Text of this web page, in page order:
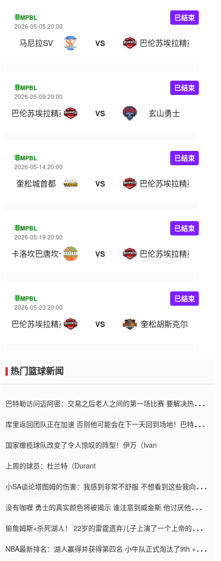
菲MPBL
2026-05-05 20:00
马尼拉SV VS 巴伦苏埃拉精英
已结束
菲MPBL
2026-05-09 20:00
巴伦苏埃拉精英 VS 玄山勇士
已结束
菲MPBL
2026-05-14 20:00
奎松城首都 VS 巴伦苏埃拉精英
已结束
菲MPBL
2026-05-19 20:00
卡洛坎巴唐坎卡洛 VS 巴伦苏埃拉精英
已结束
菲MPBL
2026-05-23 20:00
巴伦苏埃拉精英 VS 奎松胡斯克尔
已结束
热门篮球新闻
巴特勒访问迈阿密：交易之后老人之间的第一场比赛 要解决热情的
库里返回团队正在加速 否则他可能会在下一天回到场地！巴特勒迈
国家橄榄球队改变了令人惊叹的阵型！伊万（Ivan
上周的球员：杜兰特（Durant
小SA谈论塔图姆的伤害：我感到非常不舒服 不想看到这些我向他
没有咖喱 勇士的真实颜色将被揭示 谁注意到威金斯 他讨厌他的老
偷詹姆斯+杀死湖人！ 22岁的雷霆遗弃儿子上演了一个上帝的剧
NBA最新排名：湖人赢得并获得第四名 小牛队正式淘汰了9th + 76